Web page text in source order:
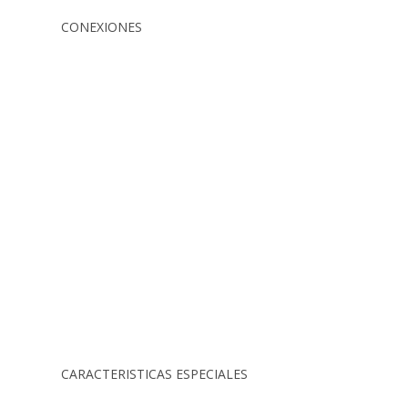
CONEXIONES
CARACTERISTICAS ESPECIALES